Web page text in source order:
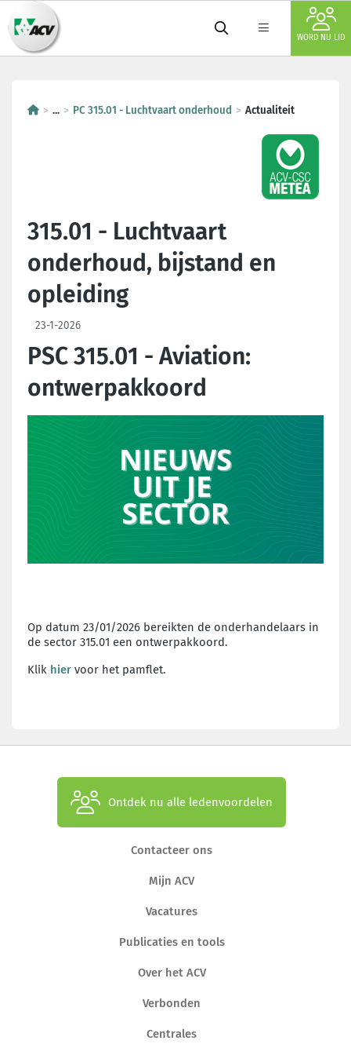
WORD NU LID
... PC 315.01 - Luchtvaart onderhoud Actualiteit
315.01 - Luchtvaart
onderhoud, bijstand en
opleiding
23-1-2026
PSC 315.01 - Aviation:
ontwerpakkoord
Op datum 23/01/2026 bereikten de onderhandelaars in
de sector 315.01 een ontwerpakkoord.
Klik hier voor het pamflet.
Ontdek nu alle ledenvoordelen
Contacteer ons
Mijn ACV
Vacatures
Publicaties en tools
Over het ACV
Verbonden
Centrales